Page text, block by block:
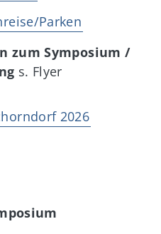
Parken
zum Symposium /
s. Flyer
2026